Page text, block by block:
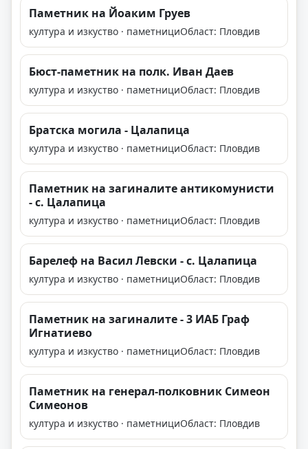
Паметник на Йоаким Груев
култура и изкуство · паметнициОбласт: Пловдив
Бюст-паметник на полк. Иван Даев
култура и изкуство · паметнициОбласт: Пловдив
Братска могила - Цалапица
култура и изкуство · паметнициОбласт: Пловдив
Паметник на загиналите антикомунисти
- с. Цалапица
култура и изкуство · паметнициОбласт: Пловдив
Барелеф на Васил Левски - с. Цалапица
култура и изкуство · паметнициОбласт: Пловдив
Паметник на загиналите - 3 ИАБ Граф
Игнатиево
култура и изкуство · паметнициОбласт: Пловдив
Паметник на генерал-полковник Симеон
Симеонов
култура и изкуство · паметнициОбласт: Пловдив